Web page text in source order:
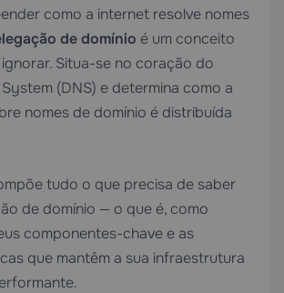
como a internet resolve nomes
de domínio é um conceito
Situa-se no coração do
(DNS) e determina como a
nomes de domínio é distribuída
tudo o que precisa de saber
de domínio — o que é, como
componentes-chave e as
que mantêm a sua infraestrutura